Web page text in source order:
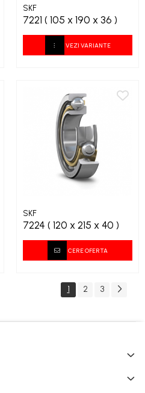
SKF
7221 ( 105 x 190 x 36 )
VEZI VARIANTE
SKF
7224 ( 120 x 215 x 40 )
CERE OFERTA
1 2 3